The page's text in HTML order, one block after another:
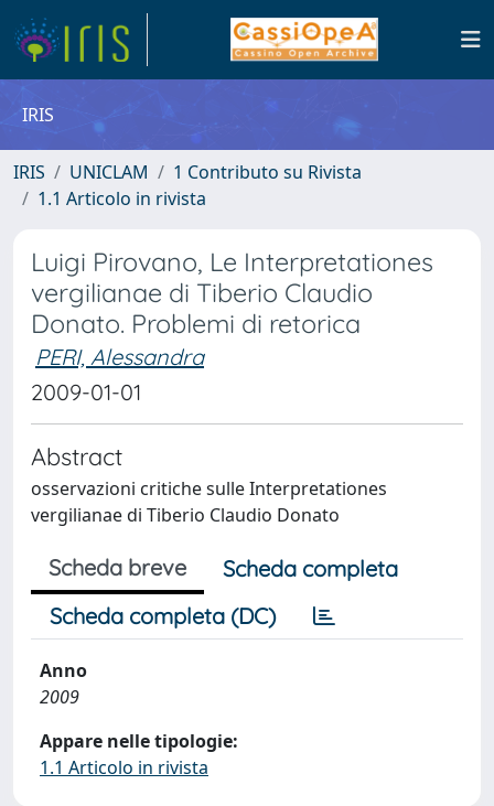
IRIS
IRIS UNICLAM
1 Contributo su Rivista
1.1 Articolo in rivista
Luigi Pirovano, Le Interpretationes
vergilianae di Tiberio Claudio
Donato. Problemi di retorica
PERI, Alessandra
2009-01-01
Abstract
osservazioni critiche sulle Interpretationes
vergilianae di Tiberio Claudio Donato
Scheda breve
Scheda completa
Scheda completa (DC)
Anno
2009
Appare nelle tipologie:
1.1 Articolo in rivista